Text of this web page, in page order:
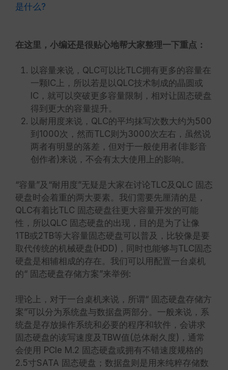
是什么?
在这里，小编还是很贴心地帮大家整理一下重点：
以容量来说，QLC可以比TLC拥有更多的容量在
一颗IC上，所以若是以QLC技术制成的晶圆或
IC，就可以突破更多容量限制，相对让固态硬盘
得到更大的容量提升。
以耐用度来说，QLC的平均抹写次数大约为500
到1000次，然而TLC则为3000次左右，虽然说
两者有明显的落差，但对于一般使用者(非影音
创作者)来说，不会有太大使用上的影响。
“容量”及“耐用度”无疑是大家在讨论TLC及QLC 固态
硬盘时会着重的两大要素。我们需要先厘清的是，
QLC有着比TLC 固态硬盘往更大容量开发的可能
性，所以QLC 固态硬盘的出现，目的是为了让像
1TB或2TB等大容量固态硬盘可以普及，比较像是要
取代传统的机械硬盘(HDD)，同时也能够与TLC固态
硬盘是相辅相成的存在。我们可以用配置一台桌机
的“ 固态硬盘存储方案”来举例:
理论上，对于一台桌机来说，所谓“ 固态硬盘存储方
案”可以分为系统盘与数据盘两部分。一般来说，系
统盘是存放操作系统和必要的程序和软件，会讲求
固态硬盘的读写速度及TBW值(总体耐久度)，通常
会使用 PCIe M.2 固态硬盘或拥有不错速度规格的
2.5寸SATA 固态硬盘；数据盘则是用来纯粹存储数